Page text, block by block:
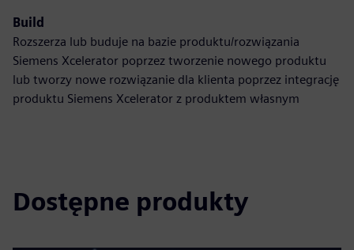
Build
Rozszerza lub buduje na bazie produktu/rozwiązania
Siemens Xcelerator poprzez tworzenie nowego produktu
lub tworzy nowe rozwiązanie dla klienta poprzez integrację
produktu Siemens Xcelerator z produktem własnym
Dostępne produkty